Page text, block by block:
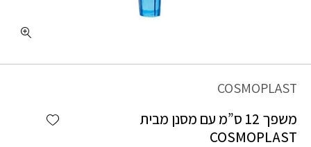
COSMOPLAST
wishlist
משפך 12 ס”מ עם מסנן מבית
COSMOPLAST